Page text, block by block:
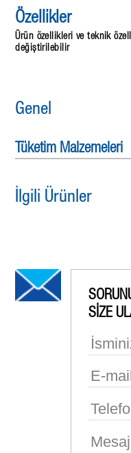
Özellikler
Ürün özellikleri ve teknik
değiştirilebilir
Genel
Tüketim Malzemeleri
İlgili Ürünler
SİZE